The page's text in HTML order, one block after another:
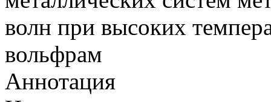
волн при высоких
вольфрам
Аннотация